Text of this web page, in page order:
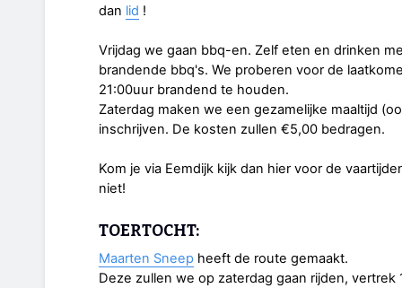
dan lid !
Vrijdag we gaan bbq-en. Zelf eten en drinken
brandende bbq's. We proberen voor de
21:00uur brandend te houden.
Zaterdag maken we een gezamelijke maaltijd
inschrijven. De kosten zullen €5,00 bedragen.
Kom je via Eemdijk kijk dan hier voor de
niet!
TOERTOCHT:
Maarten Sneep heeft de route gemaakt.
Deze zullen we op zaterdag gaan rijden, vertrek